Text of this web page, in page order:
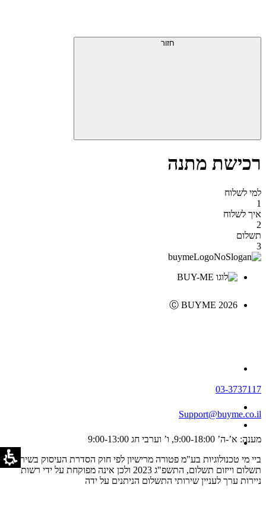
חזור
רכישת מתנה
למי לשלוח
1
איך לשלוח
2
תשלום
3
Ⓒ BUYME 2026
03-3737117
Support@buyme.co.il
מענה: א’-ה’ 9:00-18:00, ו’ וערבי חג 9:00-13:00
ביי מי טכנולוגיות בע"מ פטורה מרישיון לפי חוק הסדרת העיסוק בשירותי
תשלום וייזום תשלום, התשפ"ג 2023 ולכן אינה מפוקחת על ידי רשות
ניירות ערך לעניין שירותי התשלום הניתנים על ידה